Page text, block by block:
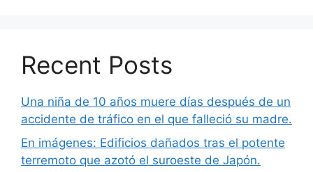
Recent Posts
Una niña de 10 años muere días después de un
accidente de tráfico en el que falleció su madre.
En imágenes: Edificios dañados tras el potente
terremoto que azotó el suroeste de Japón.